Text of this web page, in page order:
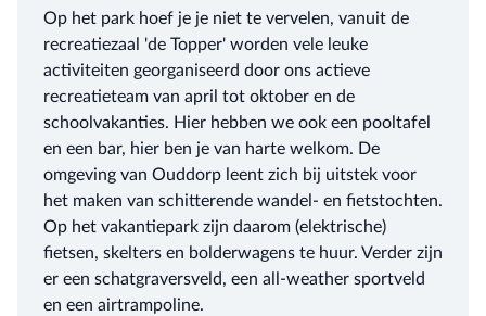
Op het park hoef je je niet te vervelen, vanuit de
recreatiezaal 'de Topper' worden vele leuke
activiteiten georganiseerd door ons actieve
recreatieteam van april tot oktober en de
schoolvakanties. Hier hebben we ook een pooltafel
en een bar, hier ben je van harte welkom. De
omgeving van Ouddorp leent zich bij uitstek voor
het maken van schitterende wandel- en fietstochten.
Op het vakantiepark zijn daarom (elektrische)
fietsen, skelters en bolderwagens te huur. Verder zijn
er een schatgraversveld, een all-weather sportveld
en een airtrampoline.